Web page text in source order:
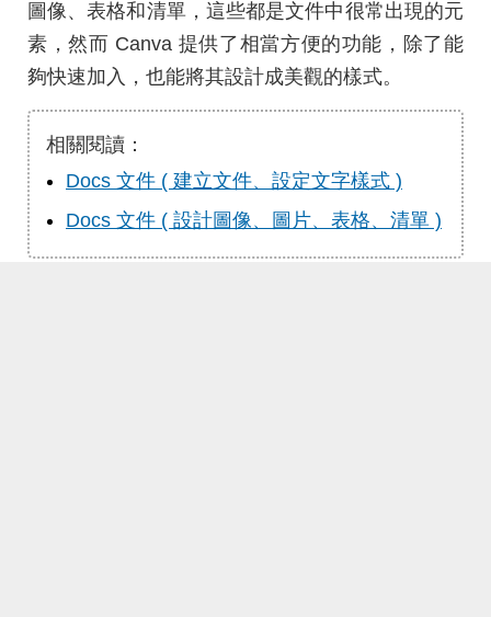
圖像、表格和清單，這些都是文件中很常出現的元
素，然而 Canva 提供了相當方便的功能，除了能
夠快速加入，也能將其設計成美觀的樣式。
相關閱讀：
Docs 文件 ( 建立文件、設定文字樣式 )
Docs 文件 ( 設計圖像、圖片、表格、清單 )